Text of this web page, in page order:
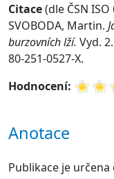
Citace(dle ČSN ISO
SVOBODA, Martin.
burzovních lží. Vyd.
80-251-0527-X.
Hodnocení:
Anotace
Publikace je